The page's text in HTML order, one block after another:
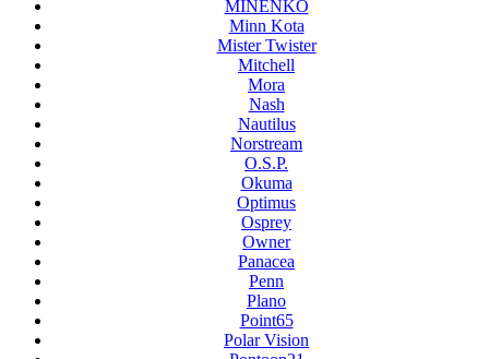
MINENKO
Minn Kota
Mister Twister
Mitchell
Mora
Nash
Nautilus
Norstream
O.S.P.
Okuma
Optimus
Osprey
Owner
Panacea
Penn
Plano
Point65
Polar Vision